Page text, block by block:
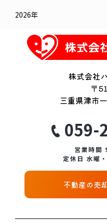
3月（2）
4月（2）
5月（1）
7月（3）
9月（2）
10月（2）
12月（1）
2026年
3月（1）
5月（3）
7月（2）
8月（1）
株式会社
〒
三重県津市
059-
営業時
定休日 水曜
不動産の売